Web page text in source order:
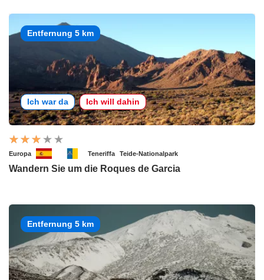
Entfernung 5 km
Ich war da Ich will dahin
Europa Teneriffa Teide-Nationalpark
Wandern Sie um die Roques de Garcia
Entfernung 5 km